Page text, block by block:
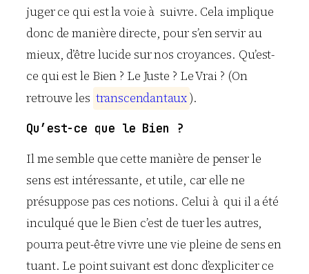
juger ce qui est la voie à suivre. Cela implique
donc de manière directe, pour s’en servir au
mieux, d’être lucide sur nos croyances. Qu’est-
ce qui est le Bien ? Le Juste ? Le Vrai ? (On
retrouve les transcendantaux).
Qu’est-ce que le Bien ?
Il me semble que cette manière de penser le
sens est intéressante, et utile, car elle ne
présuppose pas ces notions. Celui à qui il a été
inculqué que le Bien c’est de tuer les autres,
pourra peut-être vivre une vie pleine de sens en
tuant. Le point suivant est donc d’expliciter ce